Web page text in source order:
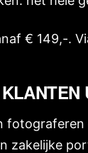
€ 149,-.
zakelijke